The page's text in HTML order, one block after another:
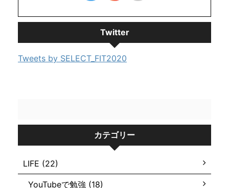
Twitter
Tweets by SELECT_FIT2020
カテゴリー
LIFE (22)
YouTubeで勉強 (18)